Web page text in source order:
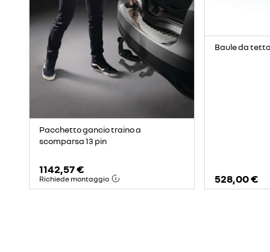
Pacchetto gancio traino a
scomparsa 13 pin
1142,57 €
Richiede montaggio
Baule da
528,00 €